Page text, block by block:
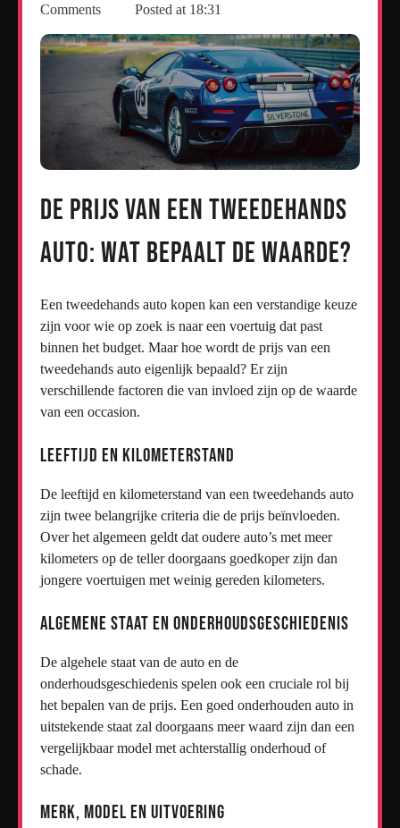
Comments
Posted at 18:31
De Prijs van een Tweedehands
Auto: Wat bepaalt de waarde?
Een tweedehands auto kopen kan een verstandige keuze
zijn voor wie op zoek is naar een voertuig dat past
binnen het budget. Maar hoe wordt de prijs van een
tweedehands auto eigenlijk bepaald? Er zijn
verschillende factoren die van invloed zijn op de waarde
van een occasion.
Leeftijd en Kilometerstand
De leeftijd en kilometerstand van een tweedehands auto
zijn twee belangrijke criteria die de prijs beïnvloeden.
Over het algemeen geldt dat oudere auto’s met meer
kilometers op de teller doorgaans goedkoper zijn dan
jongere voertuigen met weinig gereden kilometers.
Algemene Staat en Onderhoudsgeschiedenis
De algehele staat van de auto en de
onderhoudsgeschiedenis spelen ook een cruciale rol bij
het bepalen van de prijs. Een goed onderhouden auto in
uitstekende staat zal doorgaans meer waard zijn dan een
vergelijkbaar model met achterstallig onderhoud of
schade.
Merk, Model en Uitvoering